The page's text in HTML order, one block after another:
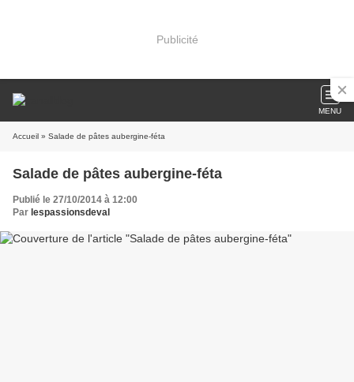
Publicité
MENU
Accueil » Salade de pâtes aubergine-féta
Salade de pâtes aubergine-féta
Publié le 27/10/2014 à 12:00
Par lespassionsdeval